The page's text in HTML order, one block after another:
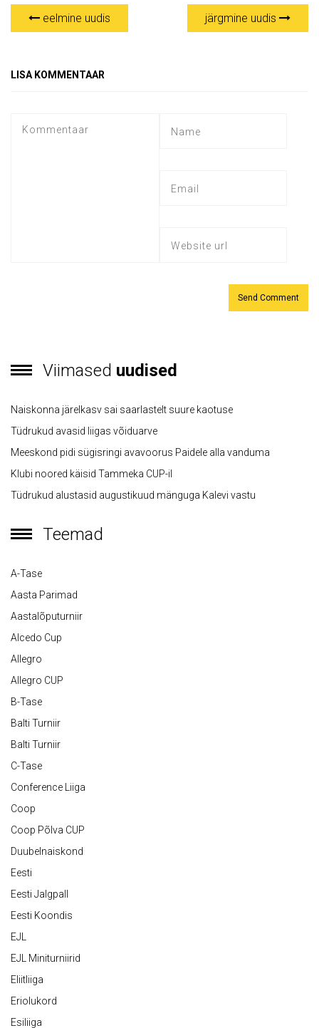
eelmine uudis järgmine uudis
LISA KOMMENTAAR
Viimased uudised
Naiskonna järelkasv sai saarlastelt suure kaotuse
Tüdrukud avasid liigas võiduarve
Meeskond pidi sügisringi avavoorus Paidele alla vanduma
Klubi noored käisid Tammeka CUP-il
Tüdrukud alustasid augustikuud mänguga Kalevi vastu
Teemad
A-Tase
Aasta Parimad
Aastalõputurniir
Alcedo Cup
Allegro
Allegro CUP
B-Tase
Balti Turniir
Balti Turniir
C-Tase
Conference Liiga
Coop
Coop Põlva CUP
Duubelnaiskond
Eesti
Eesti Jalgpall
Eesti Koondis
EJL
EJL Miniturniirid
Eliitliiga
Eriolukord
Esiliiga